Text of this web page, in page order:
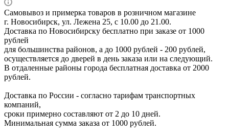
Самовывоз и примерка товаров в розничном магазине
г. Новосибирск, ул. Лежена 25, с 10.00 до 21.00.
Доставка по Новосибирску бесплатно при заказе от 1000
рублей
для большинства районов, а до 1000 рублей - 200 рублей,
осуществляется до дверей в день заказа или на следующий.
В отдаленные районы города бесплатная доставка от 2000
рублей.
Доставка по России - согласно тарифам транспортных
компаний,
сроки примерно составляют от 2 до 10 дней.
Минимальная сумма заказа от 1000 рублей.